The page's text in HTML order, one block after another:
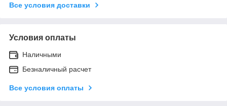
Все условия доставки
Условия оплаты
Наличными
Безналичный расчет
Все условия оплаты